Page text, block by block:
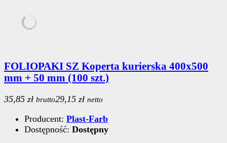
FOLIOPAKI SZ Koperta kurierska 400x500
mm + 50 mm (100 szt.)
35,85 zł brutto29,15 zł netto
Producent: Plast-Farb
Dostępność: Dostępny